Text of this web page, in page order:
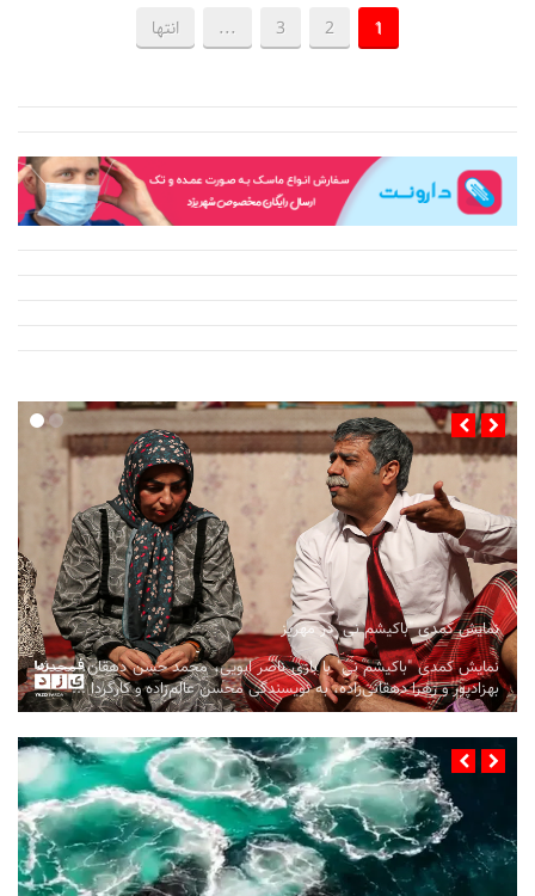
1
2
3
... انتها
نمایش کمدی "باکیشم نی" در مهریز
نمایش کمدی "باکیشم نی" با بازی ناصر ابویی، محمد حسن دهقان، محدثه
بهزادپور و زهرا دهقانی‌زاده، به نویسندگی محسن عالم‌زاده و کارگردا ...